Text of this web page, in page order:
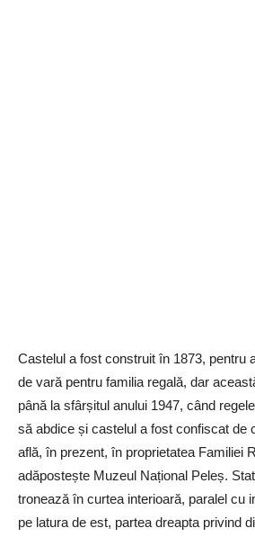
Castelul a fost construit în 1873, pentru
de vară pentru familia regală, dar
până la sfârșitul anului 1947, când
să abdice și castelul a fost confiscat de
află, în prezent, în proprietatea Familiei
adăpostește Muzeul Național Peleș.
tronează în curtea interioară, paralel cu
pe latura de est, partea dreapta privind